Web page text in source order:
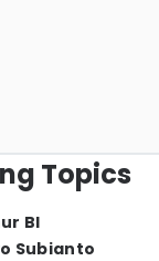
Topics
BI
Subianto